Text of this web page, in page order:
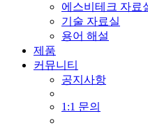
에스비테크 자료
기술 자료실
용어 해설
제품
커뮤니티
공지사항
1:1 문의